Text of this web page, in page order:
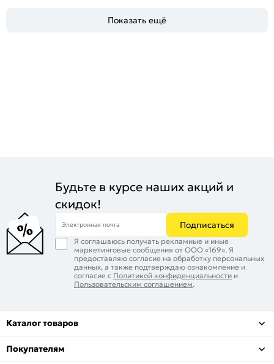
Показать ещё
Будьте в курсе наших акций и
скидок!
Электронная почта Подписаться
Я соглашаюсь получать рекламные и иные
маркетинговые сообщения от ООО «169». Я
предоставляю согласие на обработку персональных
данных, а также подтверждаю ознакомление и
согласие с Политикой конфиденциальности и
Пользовательским соглашением.
Каталог товаров
Покупателям